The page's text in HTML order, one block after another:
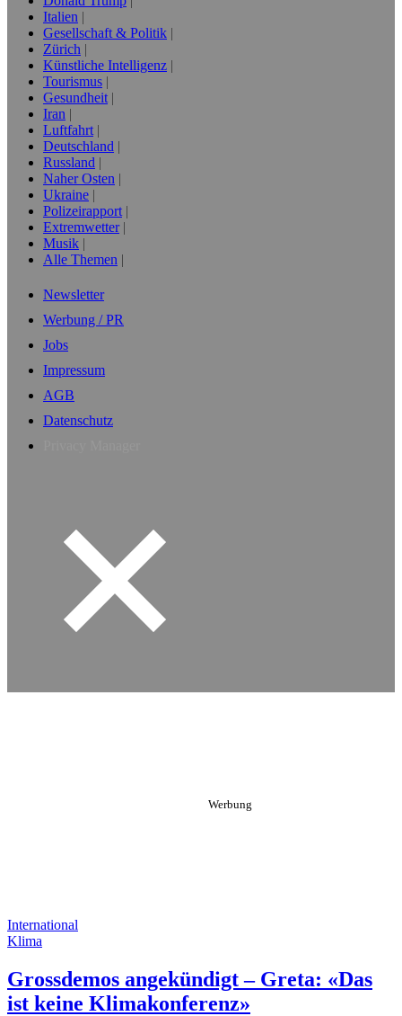
Italien
Gesellschaft & Politik
Zürich
Künstliche Intelligenz
Tourismus
Gesundheit
Iran
Luftfahrt
Deutschland
Russland
Naher Osten
Ukraine
Polizeirapport
Extremwetter
Musik
Alle Themen
Newsletter
Werbung / PR
Jobs
Impressum
AGB
Datenschutz
International
Klima
Grossdemos angekündigt – Greta: «Das
ist keine Klimakonferenz»